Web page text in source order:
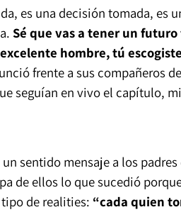
es una decisión tomada,
Sé que vas a tener un
hombre, tú escogiste
frente a sus compañeros
seguían en vivo el capítulo,
sentido mensaje a los
de ellos lo que sucedió
tipo de realities: “cada quien